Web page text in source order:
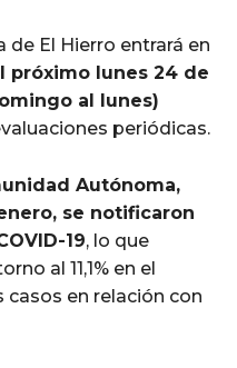
de El Hierro entrará en
próximo lunes 24 de
al lunes)
periódicas.
Autónoma,
se notificaron
19, lo que
al 11,1% en el
en relación con